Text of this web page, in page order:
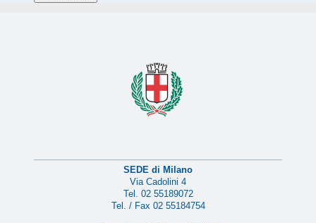
SEDE di Milano
Via Cadolini 4
Tel. 02 55189072
Tel. / Fax 02 55184754